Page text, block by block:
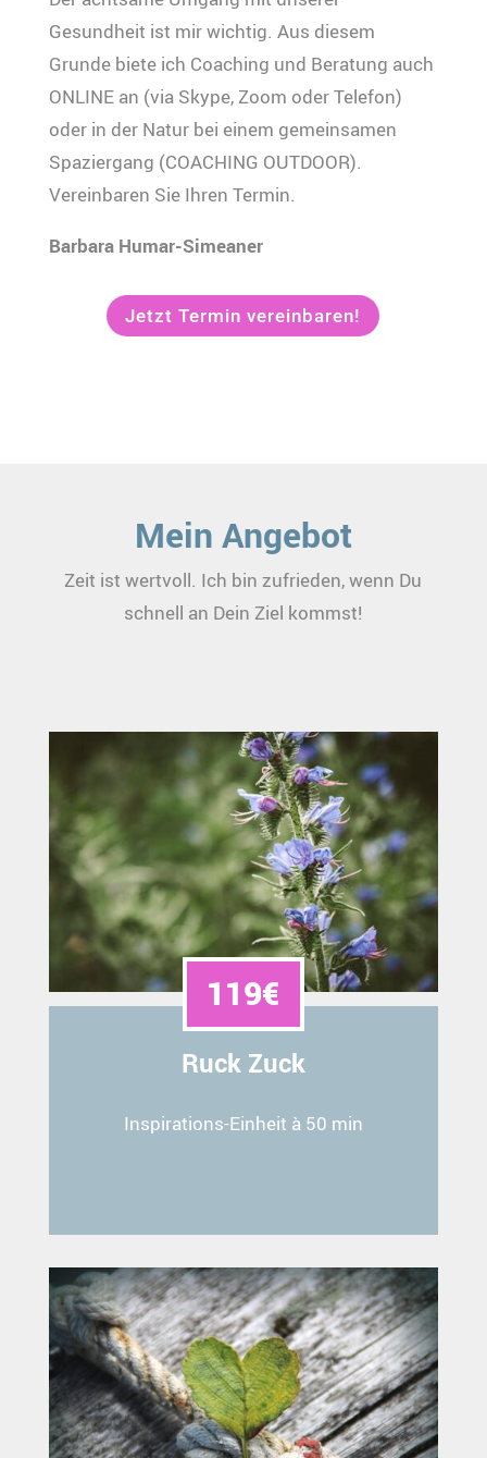
Gesundheit ist mir wichtig. Aus diesem
Grunde biete ich Coaching und Beratung auch
ONLINE an (via Skype, Zoom oder Telefon)
oder in der Natur bei einem gemeinsamen
Spaziergang (COACHING OUTDOOR).
Vereinbaren Sie Ihren Termin.
Barbara Humar-Simeaner
Jetzt Termin vereinbaren!
Mein Angebot
Zeit ist wertvoll. Ich bin zufrieden, wenn Du
schnell an Dein Ziel kommst!
119€
Ruck Zuck
Inspirations-Einheit à 50 min